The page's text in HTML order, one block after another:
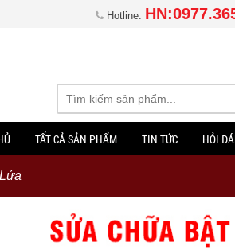
Hotline:
TẤT CẢ SẢN PHẨM TIN TỨC HỎI